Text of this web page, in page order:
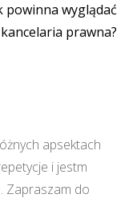
powinna wyglądać
kancelaria prawna?
apsektach
i jestm
Zapraszam do